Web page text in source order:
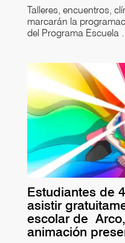
Talleres, encuentros,
marcarán la
del Programa Escuela …
Estudiantes de
asistir
escolar de
animación